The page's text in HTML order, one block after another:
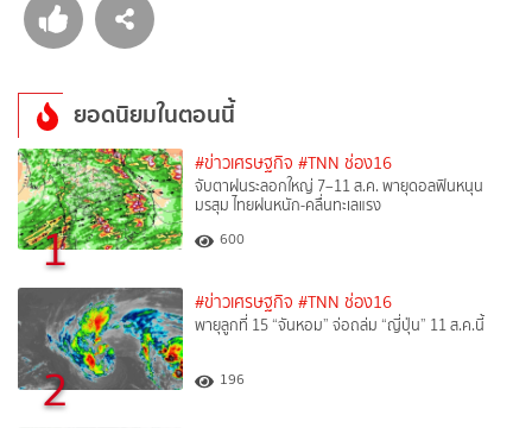
ยอดนิยมในตอนนี้
1
#ข่าวเศรษฐกิจ #TNN ช่อง16
จับตาฝนระลอกใหญ่ 7–11 ส.ค. พายุดอลฟินหนุน
มรสุม ไทยฝนหนัก-คลื่นทะเลแรง
600
2
#ข่าวเศรษฐกิจ #TNN ช่อง16
พายุลูกที่ 15 “จันหอม” จ่อถล่ม “ญี่ปุ่น” 11 ส.ค.นี้
196